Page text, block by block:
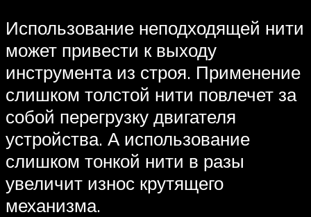
Использование неподходящей нити
может привести к выходу
инструмента из строя. Применение
слишком толстой нити повлечет за
собой перегрузку двигателя
устройства. А использование
слишком тонкой нити в разы
увеличит износ крутящего
механизма.